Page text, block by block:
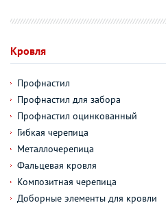
Кровля
Профнастил
Профнастил для забора
Профнастил оцинкованный
Гибкая черепица
Металлочерепица
Фальцевая кровля
Композитная черепица
Доборные элементы для кровли